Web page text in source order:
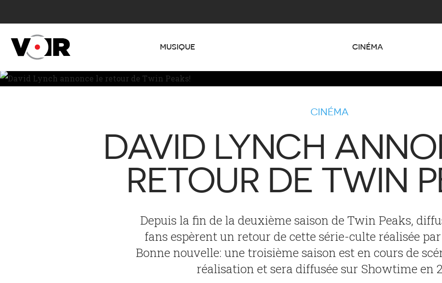
MUSIQUE CINÉMA
CINÉMA
DAVID LYNCH
RETOUR DE TWIN
Depuis la fin de la deuxième saison de Twin Peaks,
fans espèrent un retour de cette série-culte réalisée
Bonne nouvelle: une troisième saison est en cours de
réalisation et sera diffusée sur Showtime en